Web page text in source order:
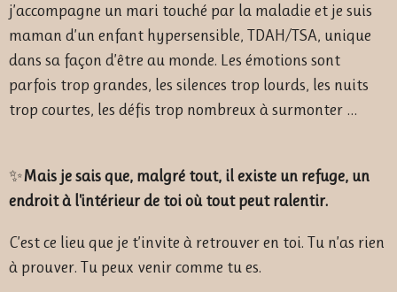
j’accompagne un mari touché par la maladie et je suis
maman d’un enfant hypersensible, TDAH/TSA, unique
dans sa façon d’être au monde. Les émotions sont
parfois trop grandes, les silences trop lourds, les nuits
trop courtes, les défis trop nombreux à surmonter …
✨Mais je sais que, malgré tout, il existe un refuge, un
endroit à l'intérieur de toi où tout peut ralentir.
C’est ce lieu que je t’invite à retrouver en toi. Tu n’as rien
à prouver. Tu peux venir comme tu es.